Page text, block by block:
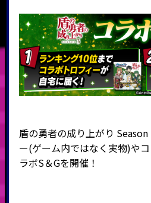
盾の勇者の成り上がり
ー(ゲーム内ではなく実物)や
ラボS＆Gを開催！